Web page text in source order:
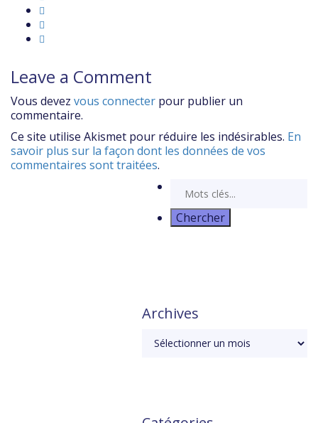
Leave a Comment
Vous devez vous connecter pour publier un
commentaire.
Ce site utilise Akismet pour réduire les indésirables. En
savoir plus sur la façon dont les données de vos
commentaires sont traitées.
Archives